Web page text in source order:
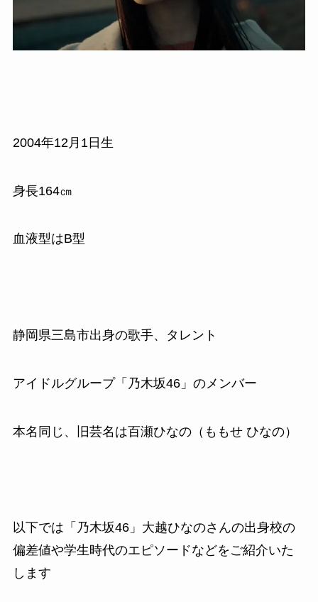
2004年12月1日生
身長164㎝
血液型はB型
静岡県三島市出身の歌手、タレント
アイドルグループ「乃木坂46」のメンバー
本名同じ、旧芸名は百瀬ひなの（ももせ ひなの）
以下では「乃木坂46」大越ひなのさんの出身校の
偏差値や学生時代のエピソードなどをご紹介いた
します